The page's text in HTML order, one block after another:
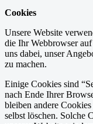
Cookies
Unsere Website
die Ihr Webbrowser
uns dabei, unser
zu machen.
Einige Cookies sind
nach Ende Ihrer
bleiben andere
selbst löschen. Solche